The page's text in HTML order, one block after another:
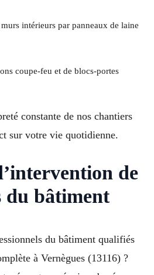
intérieurs par panneaux de laine
coupe-feu et de blocs-portes
constante de nos chantiers
sur votre vie quotidienne.
de
du bâtiment
du bâtiment qualifiés
à Vernègues (13116) ?